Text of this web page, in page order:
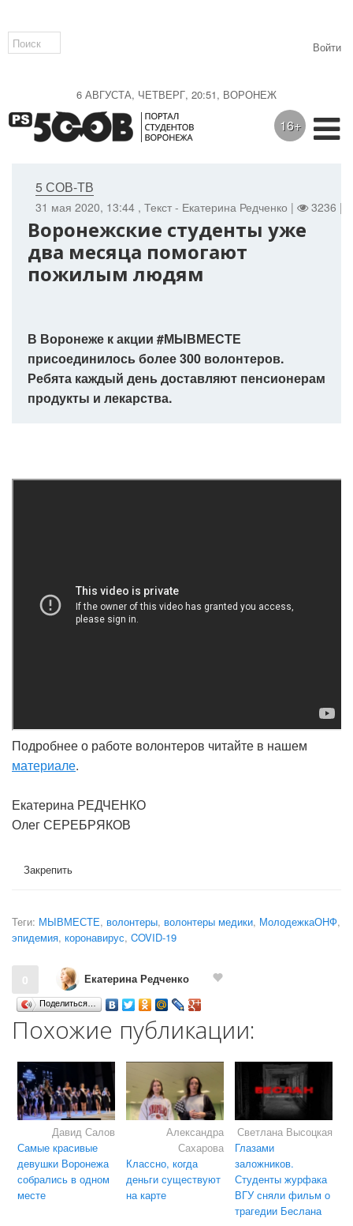
6 АВГУСТА, ЧЕТВЕРГ, 20:51, ВОРОНЕЖ
Войти
16+
31 мая 2020, 13:44 , Текст - Екатерина Редченко | 3236 |
5 СОВ-ТВ
Воронежские студенты уже
два месяца помогают
пожилым людям
В Воронеже к акции #МЫВМЕСТЕ
присоединилось более 300 волонтеров.
Ребята каждый день доставляют пенсионерам
продукты и лекарства.
Подробнее о работе волонтеров читайте в нашем
материале.
Екатерина РЕДЧЕНКО
Олег СЕРЕБРЯКОВ
Закрепить
Теги: МЫВМЕСТЕ, волонтеры, волонтеры медики, МолодежкаОНФ,
эпидемия, коронавирус, COVID-19
0 Екатерина Редченко
Поделиться…
Похожие публикации:
Давид Салов
Самые красивые
девушки Воронежа
собрались в одном
месте
Александра
Сахарова
Классно, когда
деньги существуют
на карте
Светлана Высоцкая
Глазами
заложников.
Студенты журфака
ВГУ сняли фильм о
трагедии Беслана